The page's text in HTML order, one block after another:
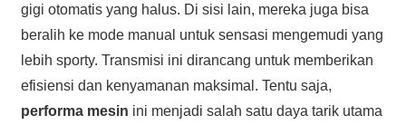
gigi otomatis yang halus. Di sisi lain, mereka juga bisa
beralih ke mode manual untuk sensasi mengemudi yang
lebih sporty. Transmisi ini dirancang untuk memberikan
efisiensi dan kenyamanan maksimal. Tentu saja,
performa mesin ini menjadi salah satu daya tarik utama